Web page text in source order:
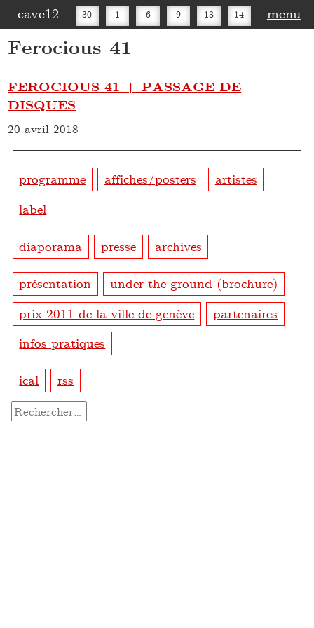
cave12 30 1 6 9 13 14
20
menu
Ferocious 41
FEROCIOUS 41 + PASSAGE DE
DISQUES
20 avril 2018
programme affiches/posters
artistes
label
diaporama presse archives
présentation
under the ground (brochure)
prix 2011 de la ville de genève
partenaires
infos pratiques
ical rss
Rechercher :